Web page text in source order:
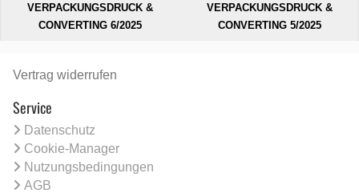
VERPACKUNGSDRUCK &
CONVERTING 6/2025
VERPACKUNGSDRUCK &
CONVERTING 5/2025
Vertrag widerrufen
Service
Datenschutz
Cookie-Manager
Nutzungsbedingungen
AGB